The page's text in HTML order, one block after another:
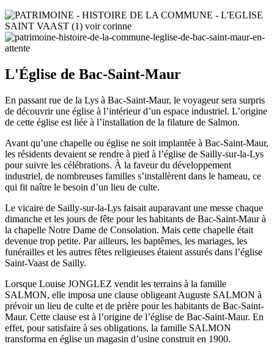
L'Église de Bac-Saint-Maur
En passant rue de la Lys à Bac-Saint-Maur, le voyageur sera surpris
de découvrir une église à l’intérieur d’un espace industriel. L’origine
de cette église est liée à l’installation de la filature de Salmon.
Avant qu’une chapelle ou église ne soit implantée à Bac-Saint-Maur,
les résidents devaient se rendre à pied à l’église de Sailly-sur-la-Lys
pour suivre les célébrations. À la faveur du développement
industriel, de nombreuses familles s’installèrent dans le hameau, ce
qui fit naître le besoin d’un lieu de culte.
Le vicaire de Sailly-sur-la-Lys faisait auparavant une messe chaque
dimanche et les jours de fête pour les habitants de Bac-Saint-Maur à
la chapelle Notre Dame de Consolation. Mais cette chapelle était
devenue trop petite. Par ailleurs, les baptêmes, les mariages, les
funérailles et les autres fêtes religieuses étaient assurés dans l’église
Saint-Vaast de Sailly.
Lorsque Louise JONGLEZ vendit les terrains à la famille
SALMON, elle imposa une clause obligeant Auguste SALMON à
prévoir un lieu de culte et de prière pour les habitants de Bac-Saint-
Maur. Cette clause est à l’origine de l’église de Bac-Saint-Maur. En
effet, pour satisfaire à ses obligations, la famille SALMON
transforma en église un magasin d’usine construit en 1900.